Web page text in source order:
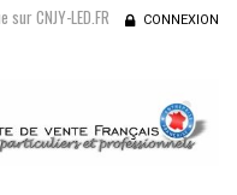
sur CNJY-LED.FR CONNEXION